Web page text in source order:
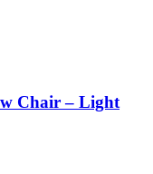
Chair – Light